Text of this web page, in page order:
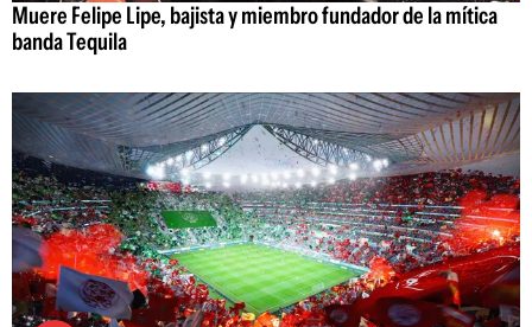
Muere Felipe Lipe, bajista y miembro fundador de la mítica
banda Tequila